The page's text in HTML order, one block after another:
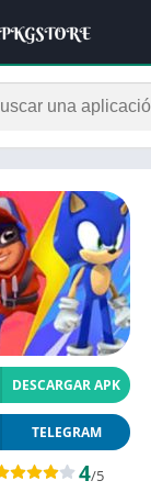
DESCARGAR APK
TELEGRAM
4/5